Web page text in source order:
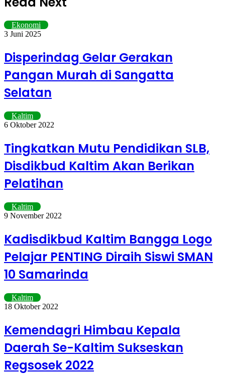
Ekonomi
3 Juni 2025
Disperindag Gelar Gerakan
Pangan Murah di Sangatta
Selatan
Kaltim
6 Oktober 2022
Tingkatkan Mutu Pendidikan SLB,
Disdikbud Kaltim Akan Berikan
Pelatihan
Kaltim
9 November 2022
Kadisdikbud Kaltim Bangga Logo
Pelajar PENTING Diraih Siswi SMAN
10 Samarinda
Kaltim
18 Oktober 2022
Kemendagri Himbau Kepala
Daerah Se-Kaltim Sukseskan
Regsosek 2022